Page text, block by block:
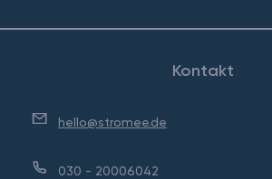
Kontakt
hello@stromee.de
030 - 20006042